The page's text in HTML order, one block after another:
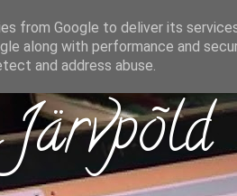
from Google to deliver its
along with performance and
and address abuse.